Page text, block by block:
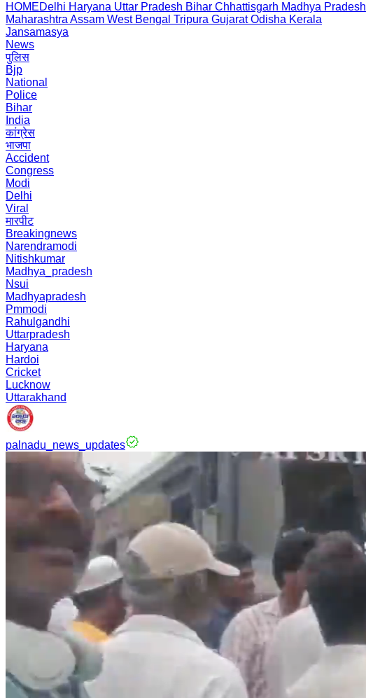
HOMEDelhi Haryana Uttar Pradesh Bihar Chhattisgarh Madhya Pradesh
Maharashtra Assam West Bengal Tripura Gujarat Odisha Kerala
Jansamasya
News
पुलिस
Bjp
National
Police
Bihar
India
कांग्रेस
भाजपा
Accident
Congress
Modi
Delhi
Viral
मारपीट
Breakingnews
Narendramodi
Nitishkumar
Madhya_pradesh
Nsui
Madhyapradesh
Pmmodi
Rahulgandhi
Uttarpradesh
Haryana
Hardoi
Cricket
Lucknow
Uttarakhand
palnadu_news_updates